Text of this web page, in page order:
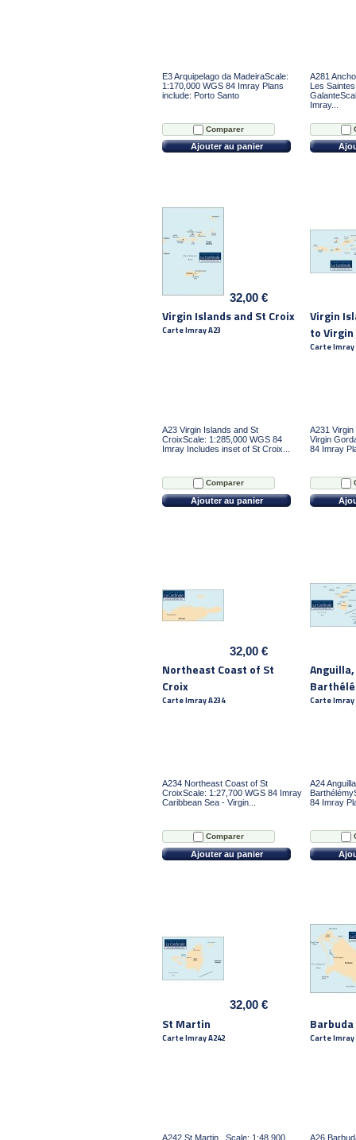
E3 Arquipelago da MadeiraScale:
1:170,000 WGS 84 Imray Plans
include: Porto Santo
Comparer
Ajouter au panier
A281
Les
Imray...
32,00 €
Virgin Islands and St Croix
Carte Imray A23
A23 Virgin Islands and St
CroixScale: 1:285,000 WGS 84
Imray Includes inset of St Croix...
Comparer
Ajouter au panier
Virgin
to Virgin
Carte Imray
A231
Virgin
84 Imray
32,00 €
Northeast Coast of St
Croix
Carte Imray A234
A234 Northeast Coast of St
CroixScale: 1:27,700 WGS 84 Imray
Caribbean Sea - Virgin...
Comparer
Ajouter au panier
Carte Imray
A24
84 Imray
32,00 €
St Martin
Carte Imray A242
A242 St Martin Scale: 1:48,900
Barbuda
Carte Imray
A26